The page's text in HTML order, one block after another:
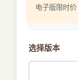
电子版限时价
选择版本